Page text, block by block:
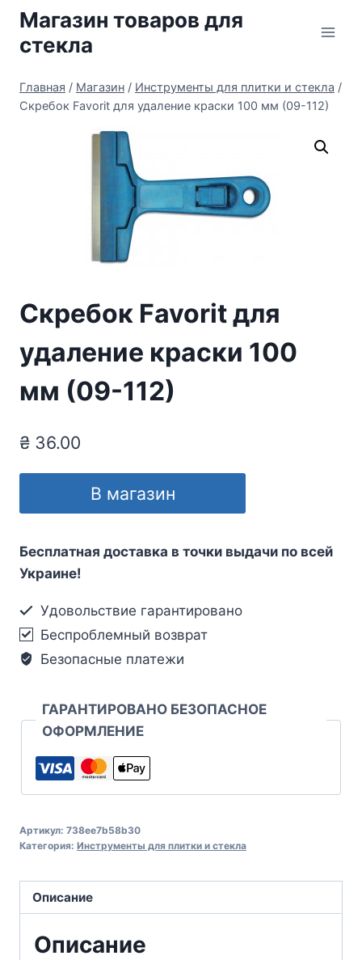
Перейти
содержимому
Магазин товаров для
стекла
Главная / Магазин / Инструменты для плитки и стекла /
Скребок Favorit для удаление краски 100 мм (09-112)
Скребок Favorit для
удаление краски 100
мм (09-112)
₴ 36.00
В магазин
Бесплатная доставка в точки выдачи по всей
Украине!
Удовольствие гарантировано
Беспроблемный возврат
Безопасные платежи
ГАРАНТИРОВАНО БЕЗОПАСНОЕ
ОФОРМЛЕНИЕ
Артикул: 738ee7b58b30
Категория: Инструменты для плитки и стекла
Описание
Описание